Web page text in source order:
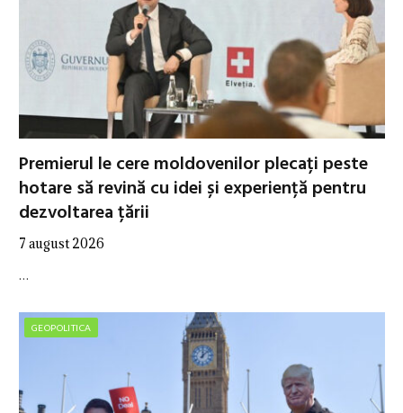
Premierul le cere moldovenilor plecați peste
hotare să revină cu idei și experiență pentru
dezvoltarea țării
7 august 2026
…
GEOPOLITICA